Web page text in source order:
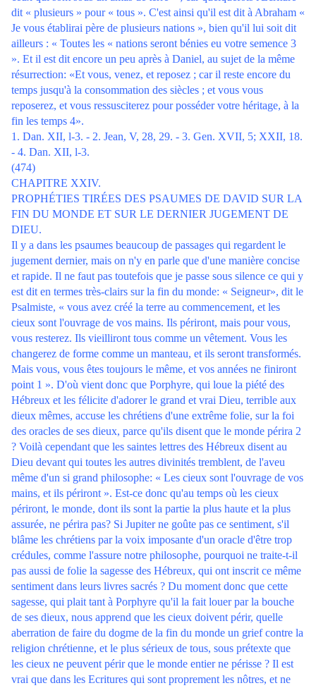
dit « plusieurs » pour « tous ». C'est ainsi qu'il est dit à Abraham «
Je vous établirai père de plusieurs nations », bien qu'il lui soit dit
ailleurs : « Toutes les « nations seront bénies eu votre semence 3
». Et il est dit encore un peu après à Daniel, au sujet de la même
résurrection: «Et vous, venez, et reposez ; car il reste encore du
temps jusqu'à la consommation des siècles ; et vous vous
reposerez, et vous ressusciterez pour posséder votre héritage, à la
fin les temps 4».
1. Dan. XII, l-3. - 2. Jean, V, 28, 29. - 3. Gen. XVII, 5; XXII, 18.
- 4. Dan. XII, l-3.
(474)
CHAPITRE XXIV.
PROPHÉTIES TIRÉES DES PSAUMES DE DAVID SUR LA
FIN DU MONDE ET SUR LE DERNIER JUGEMENT DE
DIEU.
Il y a dans les psaumes beaucoup de passages qui regardent le
jugement dernier, mais on n'y en parle que d'une manière concise
et rapide. Il ne faut pas toutefois que je passe sous silence ce qui y
est dit en termes très-clairs sur la fin du monde: « Seigneur», dit le
Psalmiste, « vous avez créé la terre au commencement, et les
cieux sont l'ouvrage de vos mains. Ils périront, mais pour vous,
vous resterez. Ils vieilliront tous comme un vêtement. Vous les
changerez de forme comme un manteau, et ils seront transformés.
Mais vous, vous êtes toujours le même, et vos années ne finiront
point 1 ». D'où vient donc que Porphyre, qui loue la piété des
Hébreux et les félicite d'adorer le grand et vrai Dieu, terrible aux
dieux mêmes, accuse les chrétiens d'une extrême folie, sur la foi
des oracles de ses dieux, parce qu'ils disent que le monde périra 2
? Voilà cependant que les saintes lettres des Hébreux disent au
Dieu devant qui toutes les autres divinités tremblent, de l'aveu
même d'un si grand philosophe: « Les cieux sont l'ouvrage de vos
mains, et ils périront ». Est-ce donc qu'au temps où les cieux
périront, le monde, dont ils sont la partie la plus haute et la plus
assurée, ne périra pas? Si Jupiter ne goûte pas ce sentiment, s'il
blâme les chrétiens par la voix imposante d'un oracle d'être trop
crédules, comme l'assure notre philosophe, pourquoi ne traite-t-il
pas aussi de folie la sagesse des Hébreux, qui ont inscrit ce même
sentiment dans leurs livres sacrés ? Du moment donc que cette
sagesse, qui plait tant à Porphyre qu'il la fait louer par la bouche
de ses dieux, nous apprend que les cieux doivent périr, quelle
aberration de faire du dogme de la fin du monde un grief contre la
religion chrétienne, et le plus sérieux de tous, sous prétexte que
les cieux ne peuvent périr que le monde entier ne périsse ? Il est
vrai que dans les Ecritures qui sont proprement les nôtres, et ne